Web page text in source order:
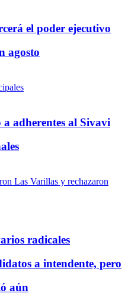
el poder ejecutivo
agosto
adherentes al Sivavi
radicales
a intendente, pero
aún